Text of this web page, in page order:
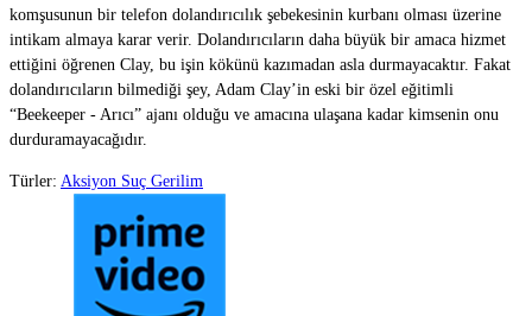
komşusunun bir telefon dolandırıcılık şebekesinin kurbanı olması üzerine
intikam almaya karar verir. Dolandırıcıların daha büyük bir amaca hizmet
ettiğini öğrenen Clay, bu işin kökünü kazımadan asla durmayacaktır. Fakat
dolandırıcıların bilmediği şey, Adam Clay’in eski bir özel eğitimli
“Beekeeper - Arıcı” ajanı olduğu ve amacına ulaşana kadar kimsenin onu
durduramayacağıdır.
Türler: Aksiyon Suç Gerilim